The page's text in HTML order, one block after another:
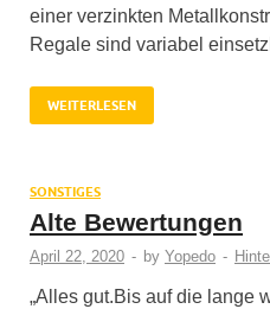
einer verzinkten
Regale sind variabel
WEITERLESEN
SONSTIGES
Alte Bewertungen
April 22, 2020 - by Yopedo -
„Alles gut.Bis auf die lange